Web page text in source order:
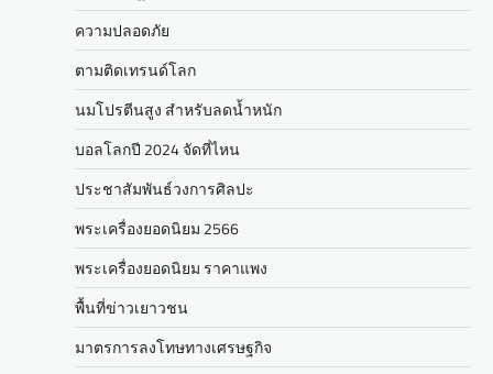
ความปลอดภัย
ตามติดเทรนด์โลก
นมโปรตีนสูง สำหรับลดน้ำหนัก
บอลโลกปี 2024 จัดที่ไหน
ประชาสัมพันธ์วงการศิลปะ
พระเครื่องยอดนิยม 2566
พระเครื่องยอดนิยม ราคาแพง
พื้นที่ข่าวเยาวชน
มาตรการลงโทษทางเศรษฐกิจ